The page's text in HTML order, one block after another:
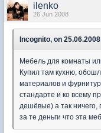
ilenko
26 Jun 2008
Incognito, on
Мебель для комнаты
Купил там кухню,
материалов и
стандарте и ко всему
дешёвые) а так ничего,
за те деньги что эта